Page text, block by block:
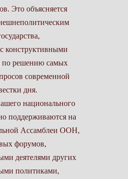
Это объясняется
конструктивными
по решению самых
современной
дня.
национального
поддерживаются на
Ассамблеи ООН,
форумов,
деятелями других
политиками,